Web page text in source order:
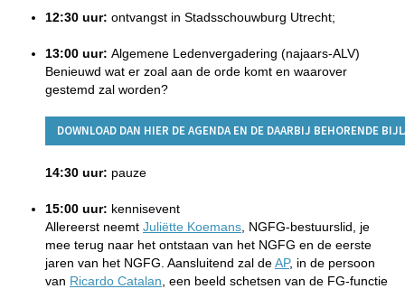
12:30 uur: ontvangst in Stadsschouwburg Utrecht;
13:00 uur: Algemene Ledenvergadering (najaars-ALV)
Benieuwd wat er zoal aan de orde komt en waarover
gestemd zal worden?
DOWNLOAD DAN HIER DE AGENDA EN DE DAARBIJ BEHORENDE
14:30 uur: pauze
15:00 uur: kennisevent
Allereerst neemt Juliëtte Koemans , NGFG-bestuurslid, je
mee terug naar het ontstaan van het NGFG en de eerste
jaren van het NGFG. Aansluitend zal deAP, in de persoon
van Ricardo Catalan , een beeld schetsen van de FG-functie